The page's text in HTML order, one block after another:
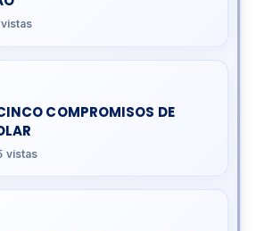
COMPROMISOS DE
vistas